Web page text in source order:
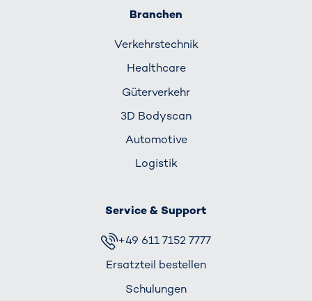
Branchen
Verkehrs­technik
Healthcare
Güterverkehr
3D Bodyscan
Automotive
Logistik
Service & Support
+49 611 7152 7777
Ersatzteil bestellen
Schulungen